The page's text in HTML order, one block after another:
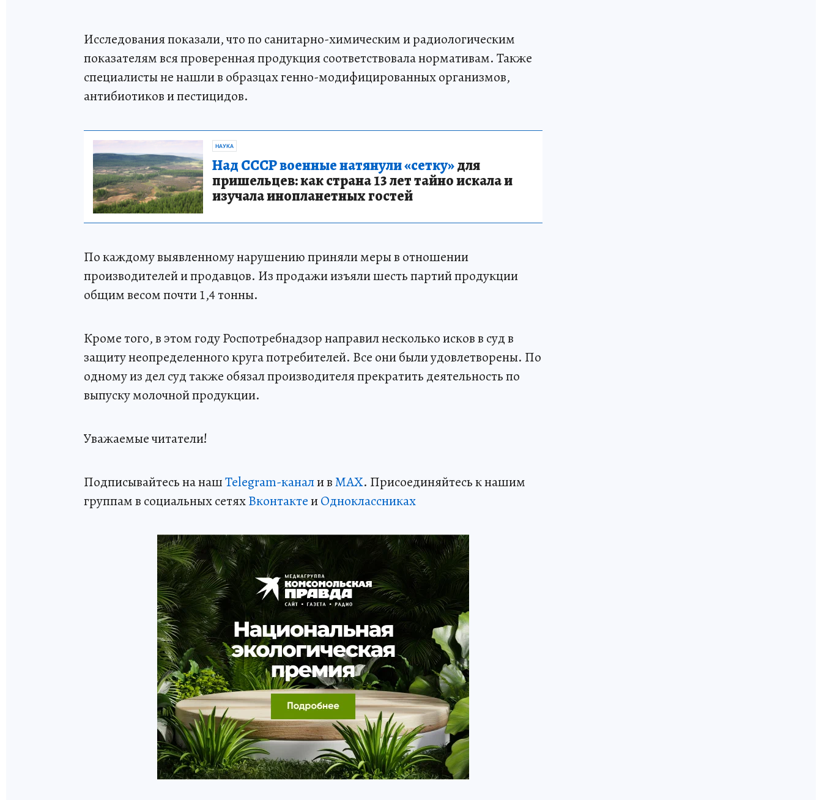
Исследования показали, что по санитарно-химическим и радиологическим
показателям вся проверенная продукция соответствовала нормативам. Также
специалисты не нашли в образцах генно-модифицированных организмов,
антибиотиков и пестицидов.
НАУКА
Над СССР военные натянули «сетку»для
пришельцев: как страна 13 лет тайно искала и
изучала инопланетных гостей
По каждому выявленному нарушению приняли меры в отношении
производителей и продавцов. Из продажи изъяли шесть партий продукции
общим весом почти 1,4 тонны.
Кроме того, в этом году Роспотребнадзор направил несколько исков в суд в
защиту неопределенного круга потребителей. Все они были удовлетворены. По
одному из дел суд также обязал производителя прекратить деятельность по
выпуску молочной продукции.
Уважаемые читатели!
Подписывайтесь на нашTelegram-канали вMAX. Присоединяйтесь к нашим
группам в социальных сетяхВконтактеиОдноклассниках